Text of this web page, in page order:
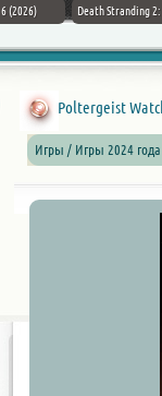
(2026) Death Stranding
Poltergeist
Игры / Игры 2024